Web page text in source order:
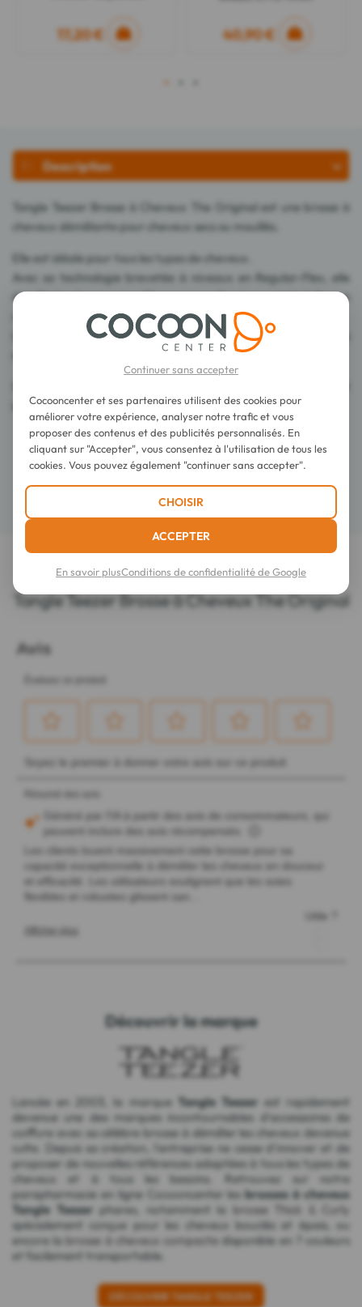
17,20 € 40,90 €
1
Description
Tangle Teezer Brosse à Cheveux The Original est une brosse à
cheveux démêlante pour cheveux secs ou mouillés.
Elle est idéale pour tous les types de cheveux.
Avec sa technologie brevetée à niveaux en Regular-Flex, elle
démêle les cheveux mouillés ou secs grâce à ses picots à flexion
régulière qui glissent dans les cheveux sans tirer.
Les cheveux sont laissés lisses et sans enchevêtrement, sans
la prise en main.
Conseils d'utilisation
LES DERNIERS AVIS SUR CET ARTICLE
Tangle Teezer Brosse à Cheveux The Original
Découvrir la marque
Lancée en 2003, la marque Tangle Teezer est rapidement
devenue une des marques incontournables d'accessoires de
coiffure avec sa célèbre brosse à démêler les cheveux devenue
culte. Depuis sa création, l'entreprise ne cesse d'innover et de
proposer de nouvelles références adaptées à tous les types de
cheveux et à tous les besoins. Retrouvez sur notre
parapharmacie en ligne Cocooncenter lesbrosses à cheveux
Tangle Teezer phares, notamment la
brosse Thick & Curly
spécialement conçue pour les cheveux bouclés et épais, ou
encore la brosse à cheveux compacte disponible en 7 couleurs
et facilement transportable.
DÉCOUVRIR TANGLE TEEZER
Continuer sans accepter
Cocooncenter et ses partenaires utilisent des cookies pour
améliorer votre expérience, analyser notre trafic et vous
proposer des contenus et des publicités personnalisés. En
cliquant sur "Accepter", vous consentez à l'utilisation de tous les
cookies. Vous pouvez également "continuer sans accepter".
CHOISIR
ACCEPTER
En savoir plusConditions de confidentialité de Google